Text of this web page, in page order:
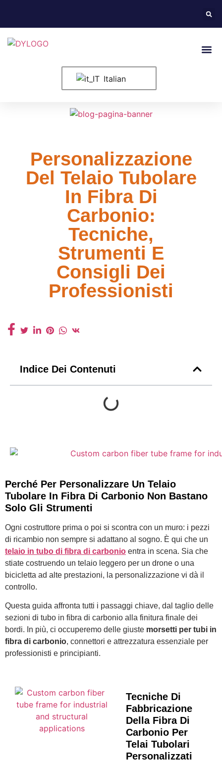
Italian
Personalizzazione
Del Telaio Tubolare
In Fibra Di
Carbonio:
Tecniche,
Strumenti E
Consigli Dei
Professionisti
Indice Dei Contenuti
Perché Per Personalizzare Un Telaio
Tubolare In Fibra Di Carbonio Non Bastano
Solo Gli Strumenti
Ogni costruttore prima o poi si scontra con un muro: i pezzi
di ricambio non sempre si adattano al sogno. È qui che un
telaio in tubo di fibra di carbonio entra in scena. Sia che
stiate costruendo un telaio leggero per un drone o una
bicicletta ad alte prestazioni, la personalizzazione vi dà il
controllo.
Questa guida affronta tutti i passaggi chiave, dal taglio delle
sezioni di tubo in fibra di carbonio alla finitura finale dei
bordi. In più, ci occuperemo delle giuste morsetti per tubi in
fibra di carbonio, connettori e attrezzatura essenziale per
professionisti e principianti.
Tecniche Di
Fabbricazione
Della Fibra Di
Carbonio Per
Telai Tubolari
Personalizzati